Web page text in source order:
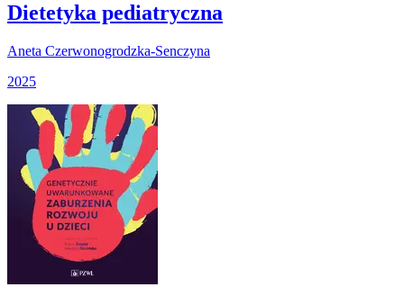
Dietetyka pediatryczna
Aneta Czerwonogrodzka-Senczyna
2025